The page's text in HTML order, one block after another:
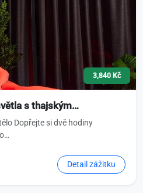
3,840 Kč
s thajským…
Dopřejte si dvě hodiny
Detail zážitku